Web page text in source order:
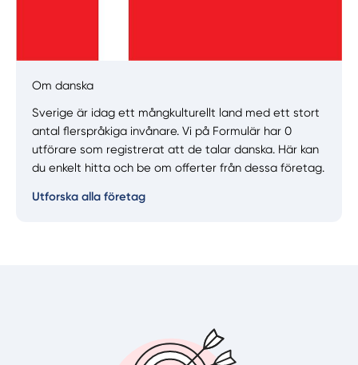
Manuellt
Välj tillvägagångssätt
Om danska
Sverige är idag ett mångkulturellt land med ett stort
antal flerspråkiga invånare. Vi på Formulär har 0
utförare som registrerat att de talar danska. Här kan
du enkelt hitta och be om offerter från dessa företag.
Utforska alla företag